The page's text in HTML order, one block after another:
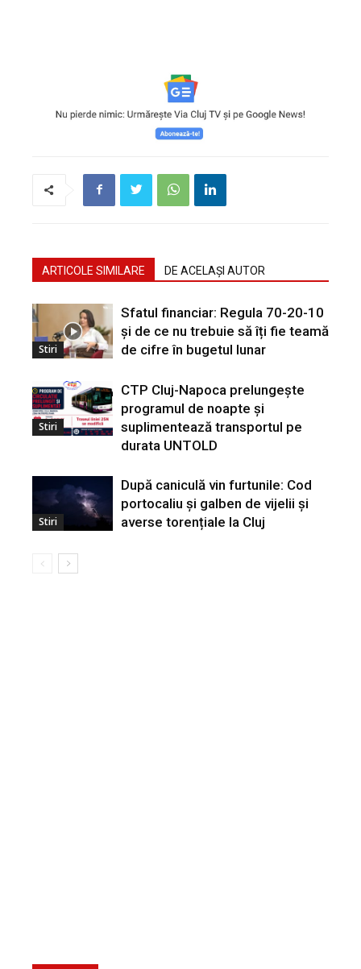
ARTICOLE SIMILARE DE ACELAȘI AUTOR
Stiri
Sfatul financiar: Regula 70-20-10
și de ce nu trebuie să îți fie teamă
de cifre în bugetul lunar
Stiri
CTP Cluj-Napoca prelungește
programul de noapte și
suplimentează transportul pe
durata UNTOLD
Stiri
După caniculă vin furtunile: Cod
portocaliu și galben de vijelii și
averse torențiale la Cluj